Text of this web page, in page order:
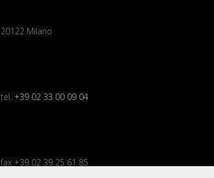
20122 Milano
tel. +39 02 33 00 09 04
fax +39 02 39 25 61 85